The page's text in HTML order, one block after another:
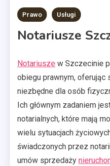
Prawo Usługi
Notariusze
Notariusze w Szczecinie
obiegu prawnym, oferując
niezbędne dla osób
Ich głównym zadaniem
notarialnych, które mają
wielu sytuacjach
świadczonych przez
umów sprzedaży